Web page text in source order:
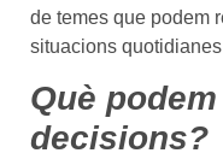
de temes que podem
situacions
Què
decisions?